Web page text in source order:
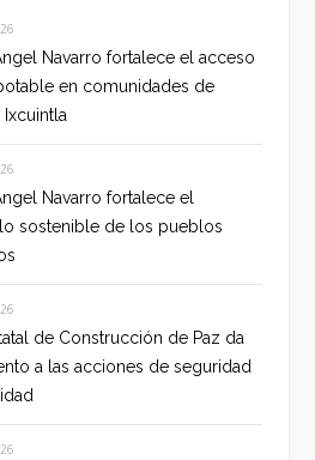
Navarro fortalece el acceso
en comunidades de
Ixcuintla
Navarro fortalece el
sostenible de los pueblos
de Construcción de Paz da
a las acciones de seguridad